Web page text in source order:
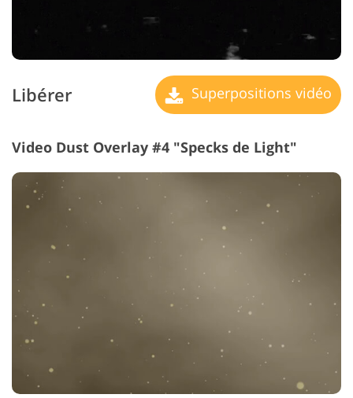
Libérer Superpositions vidéo
Video Dust Overlay #4 "Specks de Light"